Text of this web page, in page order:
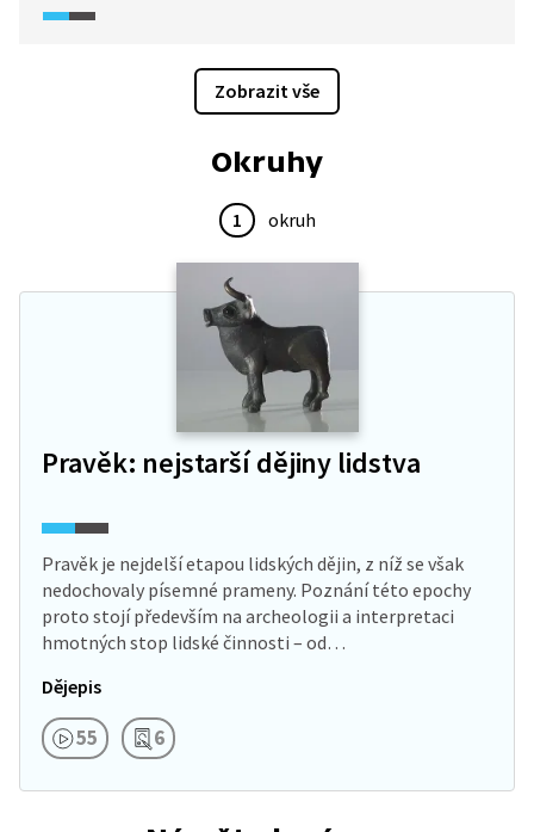
Zobrazit vše
Okruhy
1 okruh
Pravěk: nejstarší dějiny lidstva
Pravěk je nejdelší etapou lidských dějin, z níž se však
nedochovaly písemné prameny. Poznání této epochy
proto stojí především na archeologii a interpretaci
hmotných stop lidské činnosti – od…
Dějepis
55 6